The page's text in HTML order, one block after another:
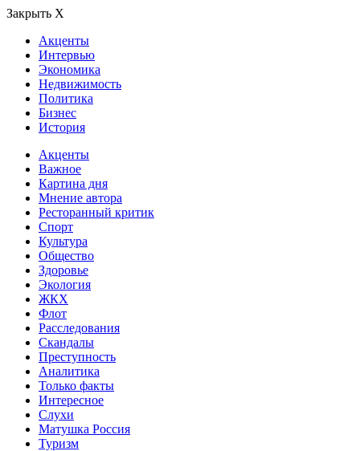
Закрыть Х
Акценты
Интервью
Экономика
Недвижимость
Политика
Бизнес
История
Акценты
Важное
Картина дня
Мнение автора
Ресторанный критик
Спорт
Культура
Общество
Здоровье
Экология
ЖКХ
Флот
Расследования
Скандалы
Преступность
Аналитика
Только факты
Интересное
Слухи
Матушка Россия
Туризм